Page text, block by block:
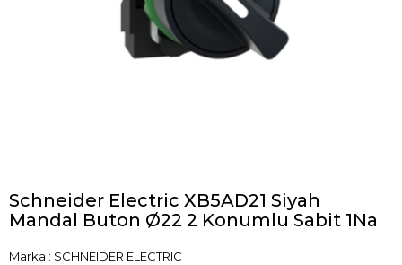
Schneider Electric XB5AD21 Siyah
Mandal Buton Ø22 2 Konumlu Sabit 1Na
Marka : SCHNEIDER ELECTRIC